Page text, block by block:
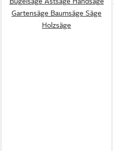
Gartensäge Baumsäge Säge
Holzsäge